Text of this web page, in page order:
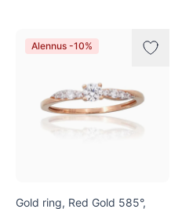
Alennus -10%
Gold ring, Red Gold 585°,